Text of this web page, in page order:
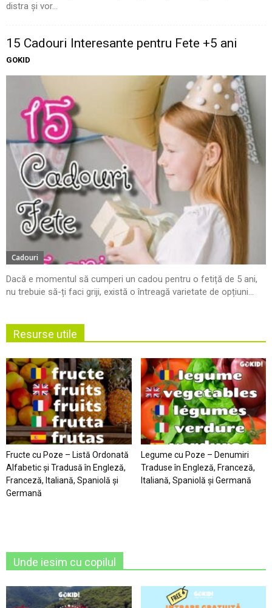
distra și vor...
15 Cadouri Interesante pentru Fete +5 ani
GOKID
Cadouri
Dacă e momentul să cumperi un cadou pentru o fetiță de 5 ani,
nu trebuie să-ți faci griji, există o întreagă varietate de opțiuni...
Resurse utile
Fructe cu Poze – Listă Ordonată
Alfabetic şi Tradusă în Engleză,
Franceză, Italiană, Spaniolă şi
Germană
Legume cu Poze – Denumiri
Traduse în Engleză, Franceză,
Italiană, Spaniolă şi Germană
Unde iesim cu copilul